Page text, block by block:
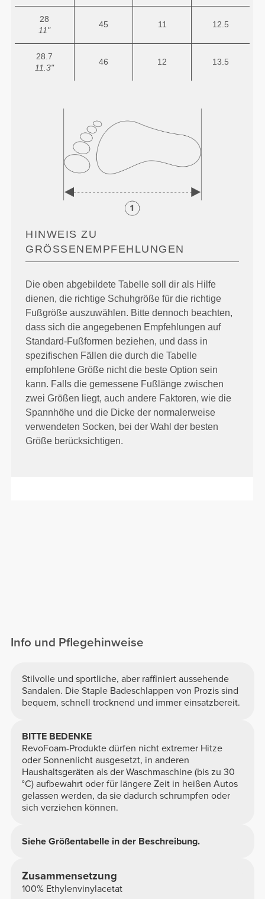
28
11"
45 11 12.5
28.7
11.3"
46 12 13.5
HINWEIS ZU
GRÖSSENEMPFEHLUNGEN
Die oben abgebildete Tabelle soll dir als Hilfe
dienen, die richtige Schuhgröße für die richtige
Fußgröße auszuwählen. Bitte dennoch beachten,
dass sich die angegebenen Empfehlungen auf
Standard-Fußformen beziehen, und dass in
spezifischen Fällen die durch die Tabelle
empfohlene Größe nicht die beste Option sein
kann. Falls die gemessene Fußlänge zwischen
zwei Größen liegt, auch andere Faktoren, wie die
Spannhöhe und die Dicke der normalerweise
verwendeten Socken, bei der Wahl der besten
Größe berücksichtigen.
Info und Pflegehinweise
Stilvolle und sportliche, aber raffiniert aussehende
Sandalen. Die Staple Badeschlappen von Prozis sind
bequem, schnell trocknend und immer einsatzbereit.
BITTE BEDENKE
RevoFoam-Produkte dürfen nicht extremer Hitze
oder Sonnenlicht ausgesetzt, in anderen
Haushaltsgeräten als der Waschmaschine (bis zu 30
°C) aufbewahrt oder für längere Zeit in heißen Autos
gelassen werden, da sie dadurch schrumpfen oder
sich verziehen können.
Siehe Größentabelle in der Beschreibung.
Zusammensetzung
100% Ethylenvinylacetat